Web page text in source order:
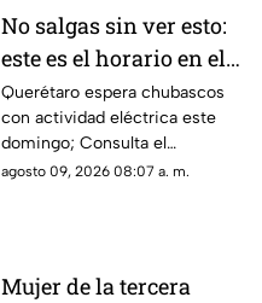
No salgas sin ver esto:
este es el horario en el
que se esperan lluvias
este domingo en
Querétaro
Querétaro espera chubascos
con actividad eléctrica este
domingo; Consulta el
pronóstico por municipios y
agosto 09, 2026 08:07 a. m.
Mujer de la tercera